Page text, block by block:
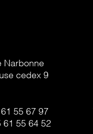
Narbonne
cedex 9
55 67 97
61 55 64 52